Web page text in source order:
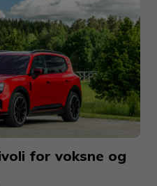
for voksne og